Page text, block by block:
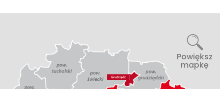
Powiększ
mapkę